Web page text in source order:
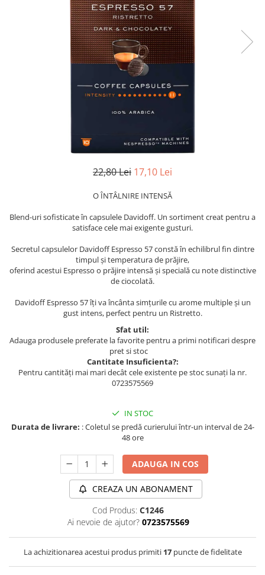
22,80 Lei 17,10 Lei
O ÎNTÂLNIRE INTENSĂ
Blend-uri sofisticate în capsulele Davidoff. Un sortiment creat pentru a
satisface cele mai exigente gusturi.
Secretul capsulelor Davidoff Espresso 57 constă în echilibrul fin dintre
timpul și temperatura de prăjire,
oferind acestui Espresso o prăjire intensă și specială cu note distinctive
de ciocolată.
Davidoff Espresso 57 îți va încânta simțurile cu arome multiple și un
gust intens, perfect pentru un Ristretto.
Sfat util:
Adauga produsele preferate la favorite pentru a primi notificari despre
pret si stoc
Cantitate Insuficienta?:
Pentru cantități mai mari decât cele existente pe stoc sunați la nr.
0723575569
IN STOC
Durata de livrare: : Coletul se predă curierului într-un interval de 24-
48 ore
ADAUGA IN COS
CREAZA UN ABONAMENT
Cod Produs: C1246
Ai nevoie de ajutor? 0723575569
La achizitionarea acestui produs primiti 17puncte de fidelitate